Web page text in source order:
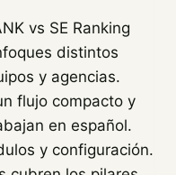
vs SE Ranking
distintos
y agencias.
flujo compacto y
en español.
y configuración.